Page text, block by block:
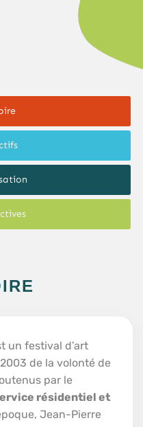
un festival d’art
de la volonté de
par le
résidentiel et
Jean-Pierre